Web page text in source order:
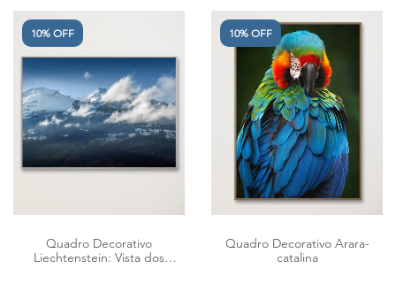
10% OFF
Quadro Decorativo
Liechtenstein: Vista dos
10% OFF
Quadro Decorativo Arara-
catalina